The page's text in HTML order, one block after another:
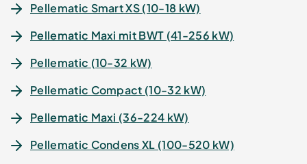
Pellematic Smart XS (10-18 kW)
Pellematic Maxi mit BWT (41-256 kW)
Pellematic (10-32 kW)
Pellematic Compact (10-32 kW)
Pellematic Maxi (36-224 kW)
Pellematic Condens XL (100-520 kW)